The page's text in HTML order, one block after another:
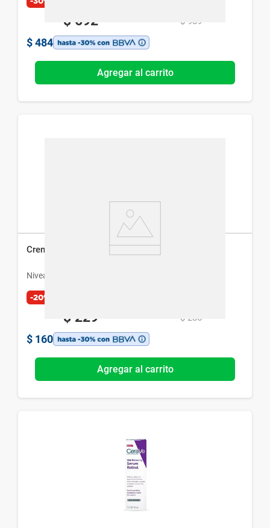
$ 692 $ 989
$ 484
Agregar al carrito
Crema Hidratante Intensiva Nivea Creme x 60 ml
Nivea
-20%
$ 229 $ 286
$ 160
Agregar al carrito